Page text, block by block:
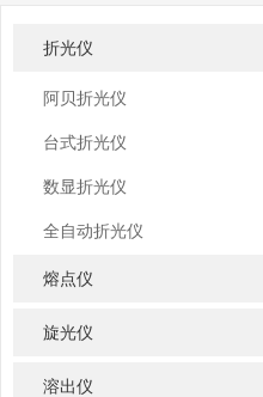
折光仪
阿贝折光仪
台式折光仪
数显折光仪
全自动折光仪
熔点仪
旋光仪
溶出仪